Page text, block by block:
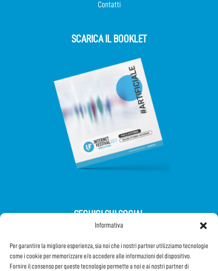
Informativa
Per garantire la migliore esperienza, sia noi che i nostri partner utilizziamo tecnologie
come i cookie per memorizzare e/o accedere alle informazioni del dispositivo.
Fornire il consenso per queste tecnologie permette a noi e ai nostri partner di
Contatti
SCARICA IL BOOKLET
SEGUICI SUI SOCIAL